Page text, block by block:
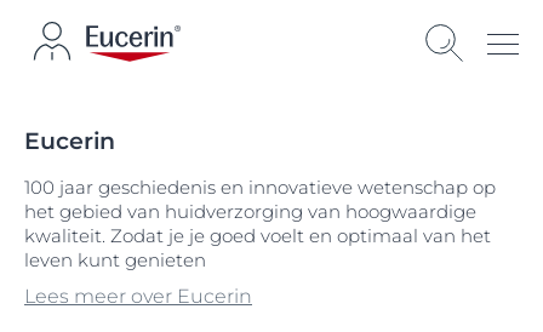
Eucerin
100 jaar geschiedenis en innovatieve wetenschap op
het gebied van huidverzorging van hoogwaardige
kwaliteit. Zodat je je goed voelt en optimaal van het
leven kunt genieten
Lees meer over Eucerin